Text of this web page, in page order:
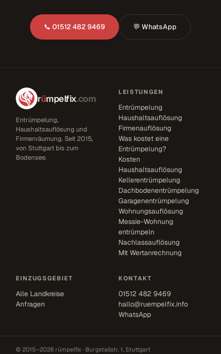
📞 01512 482 9469 💬 WhatsApp
rümpelfix.com
Entrümpelung,
Haushaltsauflösung und
Firmenräumung. Seit 2015,
von Stuttgart bis zum
Bodensee.
LEISTUNGEN
Entrümpelung
Haushaltsauflösung
Firmenauflösung
Was kostet eine
Entrümpelung?
Kosten
Haushaltsauflösung
Kellerentrümpelung
Dachbodenentrümpelung
Garagenentrümpelung
Wohnungsauflösung
Messie-Wohnung
entrümpeln
Nachlassauflösung
Mit Wertanrechnung
EINZUGSGEBIET
Alle Landkreise
Anfragen
KONTAKT
01512 482 9469
hallo@ruempelfix.info
WhatsApp
© 2015–2026 rümpelfix · Burgstallstr. 1, Stuttgart